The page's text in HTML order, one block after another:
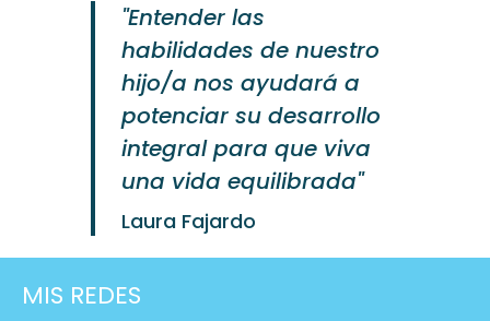
"Entender las
habilidades de nuestro
hijo/a nos ayudará a
potenciar su desarrollo
integral para que viva
una vida equilibrada"
Laura Fajardo
MIS REDES